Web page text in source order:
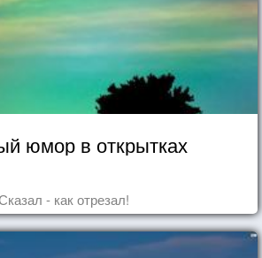
юмор в открытках
- как отрезал!